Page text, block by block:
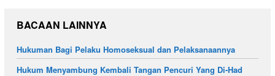
BACAAN LAINNYA
Hukuman Bagi Pelaku Homoseksual dan Pelaksanaannya
Hukum Menyambung Kembali Tangan Pencuri Yang Di-Had